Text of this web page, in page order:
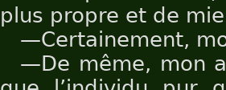
plus propre et de
—Certainement,
—De même, mon